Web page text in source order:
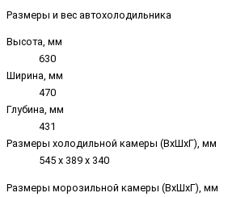
Размеры и вес автохолодильника
Высота, мм
630
Ширина, мм
470
Глубина, мм
431
Размеры холодильной камеры (ВхШхГ), мм
545 х 389 х 340
Размеры морозильной камеры (ВхШхГ), мм